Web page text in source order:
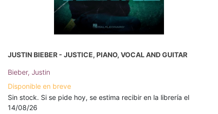
JUSTIN BIEBER - JUSTICE, PIANO, VOCAL AND GUITAR
Bieber, Justin
Disponible en breve
Sin stock. Si se pide hoy, se estima recibir en la librería el
14/08/26